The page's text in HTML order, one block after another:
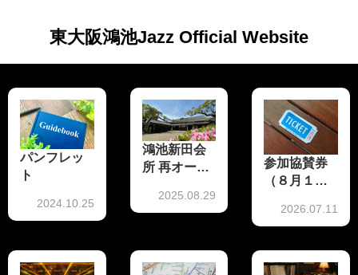
東大阪鴻池Jazz Official Website
パンフレッ
ト
2024.10.25
鴻池新田会
所 再オープ
2025.08.29
参加協賛券
（８月１日
2026.07.11